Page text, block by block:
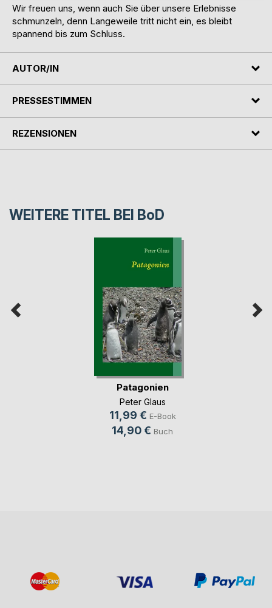
Wir freuen uns, wenn auch Sie über unsere Erlebnisse
schmunzeln, denn Langeweile tritt nicht ein, es bleibt
spannend bis zum Schluss.
AUTOR/IN
PRESSESTIMMEN
REZENSIONEN
WEITERE TITEL BEI BoD
Patagonien
Peter Glaus
11,99 € E-Book
14,90 € Buch